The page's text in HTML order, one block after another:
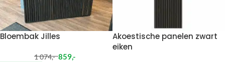
Bloembak Jilles
1 074,- 859,-
Akoestische panelen zwart
eiken